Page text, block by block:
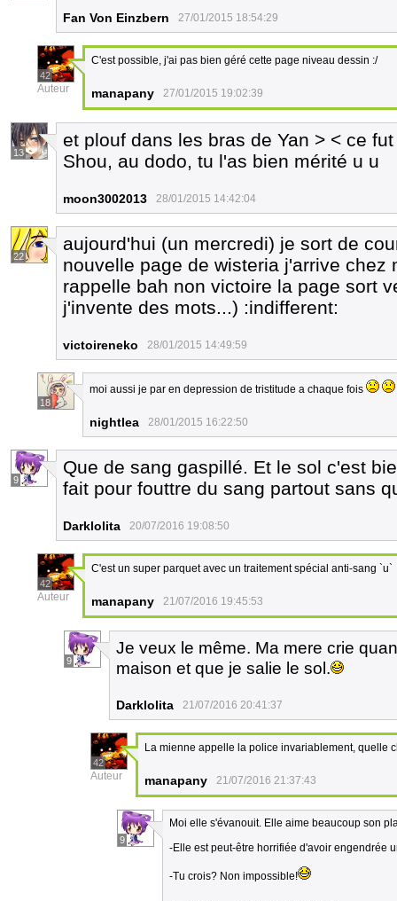
Fan Von Einzbern 27/01/2015 18:54:29
42
Auteur
C'est possible, j'ai pas bien géré cette page niveau dessin :/
manapany 27/01/2015 19:02:39
13
et plouf dans les bras de Yan > < ce
Shou, au dodo, tu l'as bien mérité u u
moon3002013 28/01/2015 14:42:04
22
aujourd'hui (un mercredi) je sort de
nouvelle page de wisteria j'arrive chez
rappelle bah non victoire la page sort
j'invente des mots...) :indifferent:
victoireneko 28/01/2015 14:49:59
18
moi aussi je par en depression de tristitude a chaque fois
nightlea 28/01/2015 16:22:50
9
Que de sang gaspillé. Et le sol c'est
fait pour fouttre du sang partout sans
Darklolita 20/07/2016 19:08:50
42
Auteur
C'est un super parquet avec un traitement spécial anti-sang `u`
manapany 21/07/2016 19:45:53
9
Je veux le même. Ma mere crie
maison et que je salie le sol.
Darklolita 21/07/2016 20:41:37
42
Auteur
La mienne appelle la police invariablement, quelle
manapany 21/07/2016 21:37:43
9
Moi elle s'évanouit. Elle aime beaucoup son
-Elle est peut-être horrifiée d'avoir engendrée
-Tu crois? Non impossible!